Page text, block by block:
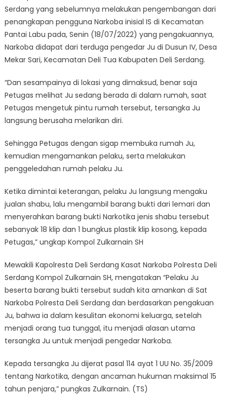
Serdang yang sebelumnya melakukan pengembangan dari
penangkapan pengguna Narkoba inisial IS di Kecamatan
Pantai Labu pada, Senin (18/07/2022) yang pengakuannya,
Narkoba didapat dari terduga pengedar Ju di Dusun IV, Desa
Mekar Sari, Kecamatan Deli Tua Kabupaten Deli Serdang.
“Dan sesampainya di lokasi yang dimaksud, benar saja
Petugas melihat Ju sedang berada di dalam rumah, saat
Petugas mengetuk pintu rumah tersebut, tersangka Ju
langsung berusaha melarikan diri.
Sehingga Petugas dengan sigap membuka rumah Ju,
kemudian mengamankan pelaku, serta melakukan
penggeledahan rumah pelaku Ju.
Ketika dimintai keterangan, pelaku Ju langsung mengaku
jualan shabu, lalu mengambil barang bukti dari lemari dan
menyerahkan barang bukti Narkotika jenis shabu tersebut
sebanyak 18 klip dan 1 bungkus plastik klip kosong, kepada
Petugas,” ungkap Kompol Zulkarnain SH
Mewakili Kapolresta Deli Serdang Kasat Narkoba Polresta Deli
Serdang Kompol Zulkarnain SH, mengatakan “Pelaku Ju
beserta barang bukti tersebut sudah kita amankan di Sat
Narkoba Polresta Deli Serdang dan berdasarkan pengakuan
Ju, bahwa ia dalam kesulitan ekonomi keluarga, setelah
menjadi orang tua tunggal, itu menjadi alasan utama
tersangka Ju untuk menjadi pengedar Narkoba.
Kepada tersangka Ju dijerat pasal 114 ayat 1 UU No. 35/2009
tentang Narkotika, dengan ancaman hukuman maksimal 15
tahun penjara,” pungkas Zulkarnain. (TS)